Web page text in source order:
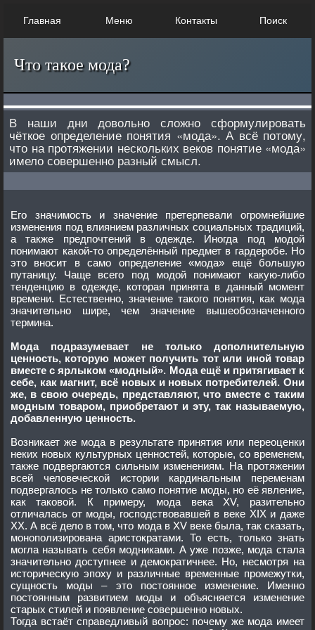
Главная Меню Контакты Поиск
Что такое мода?
В наши дни довольно сложно сформулировать
чёткое определение понятия «мода». А всё потому,
что на протяжении нескольких веков понятие «мода»
имело совершенно разный смысл.
Его значимость и значение претерпевали огромнейшие
изменения под влиянием различных социальных традиций,
а также предпочтений в одежде. Иногда под модой
понимают какой-то определённый предмет в гардеробе. Но
это вносит в само определение «мода» ещё большую
путаницу. Чаще всего под модой понимают какую-либо
тенденцию в одежде, которая принята в данный момент
времени. Естественно, значение такого понятия, как мода
значительно шире, чем значение вышеобозначенного
термина.
Мода подразумевает не только дополнительную
ценность, которую может получить тот или иной товар
вместе с ярлыком «модный». Мода ещё и притягивает к
себе, как магнит, всё новых и новых потребителей. Они
же, в свою очередь, представляют, что вместе с таким
модным товаром, приобретают и эту, так называемую,
добавленную ценность.
Возникает же мода в результате принятия или переоценки
неких новых культурных ценностей, которые, со временем,
также подвергаются сильным изменениям. На протяжении
всей человеческой истории кардинальным переменам
подвергалось не только само понятие моды, но её явление,
как таковой. К примеру, мода века XV, разительно
отличалась от моды, господствовавшей в веке XIX и даже
XX. А всё дело в том, что мода в XV веке была, так сказать,
монополизирована аристократами. То есть, только знать
могла называть себя модниками. А уже позже, мода стала
значительно доступнее и демократичнее. Но, несмотря на
историческую эпоху и различные временные промежутки,
сущность моды – это постоянное изменение. Именно
постоянным развитием моды и объясняется изменение
старых стилей и появление совершенно новых.
Тогда встаёт справедливый вопрос: почему же мода имеет